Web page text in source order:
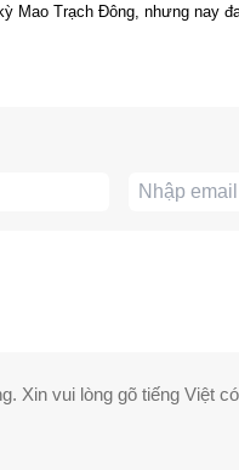
Trạch Đông, nhưng nay
Xin vui lòng gõ tiếng Việt